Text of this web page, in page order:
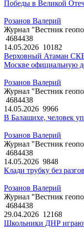
Победы в Великой
Розанов Валерий
Журнал "Вестник
4684438
14.05.2026 10182
Верховный Атаман
Москве официальную
Розанов Валерий
Журнал "Вестник
4684438
14.05.2026 9966
В Балашихе, человек
Розанов Валерий
Журнал "Вестник
4684438
14.05.2026 9848
Клади трубку без
Розанов Валерий
Журнал "Вестник
4684438
29.04.2026 12168
Школьники ДНР играют